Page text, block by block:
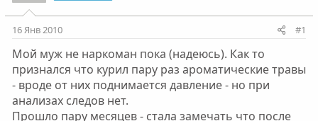
м
16 Янв 2010 #1
Мой муж не наркоман пока (надеюсь). Как то
признался что курил пару раз ароматические травы
- вроде от них поднимается давление - но при
анализах следов нет.
Прошло пару месяцев - стала замечать что после